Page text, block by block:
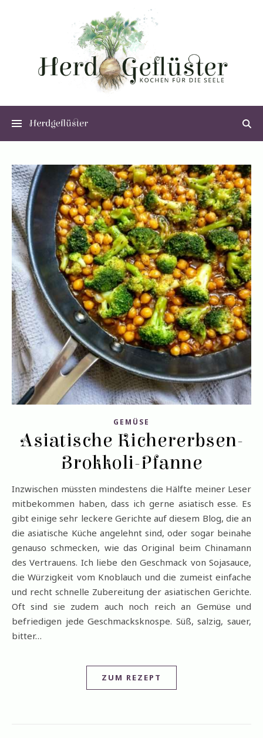
GEMÜSE
Asiatische Kichererbsen-
Brokkoli-Pfanne
Inzwischen müssten mindestens die Hälfte meiner Leser
mitbekommen haben, dass ich gerne asiatisch esse. Es
gibt einige sehr leckere Gerichte auf diesem Blog, die an
die asiatische Küche angelehnt sind, oder sogar beinahe
genauso schmecken, wie das Original beim Chinamann
des Vertrauens. Ich liebe den Geschmack von Sojasauce,
die Würzigkeit vom Knoblauch und die zumeist einfache
und recht schnelle Zubereitung der asiatischen Gerichte.
Oft sind sie zudem auch noch reich an Gemüse und
befriedigen jede Geschmacksknospe. Süß, salzig, sauer,
bitter…
ZUM REZEPT